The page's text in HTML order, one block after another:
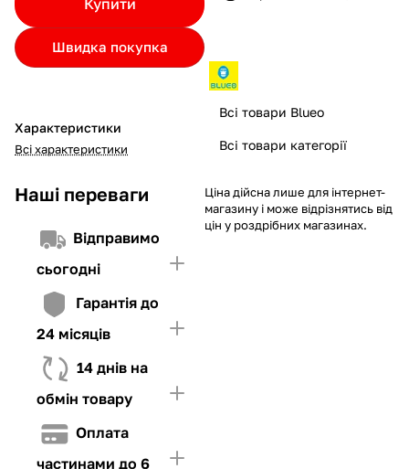
Швидка покупка
Характеристики
Всі характеристики
Наші переваги
Відправимо
сьогодні
Гарантія до
24 місяців
14 днів на
обмін товару
Оплата
частинами до 6
Якщо ліміт нижчий за вартість товару, невистачаючу суму
потрібно внести Першим внеском
4. Мати достатньо коштів для внесення першої частини платежу
та Першого внеску (у разі потреби)
Всі товари Blueo
Всі товари категорії
Ціна дійсна лише для інтернет-
магазину і може відрізнятись від
цін у роздрібних магазинах.